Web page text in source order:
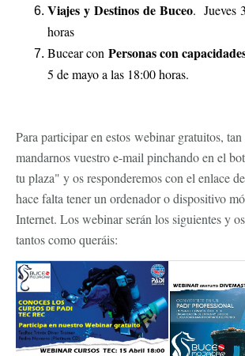
Viajes y Destinos de Buceo. Jueves
horas
Bucear con Personas con
5 de mayo a las 18:00 horas.
Para participar en estos webinar gratuitos,
mandarnos vuestro e-mail pinchando en el
tu plaza" y os responderemos con el enlace
hace falta tener un ordenador o dispositivo
Internet. Los webinar serán los siguientes y
tantos como queráis: